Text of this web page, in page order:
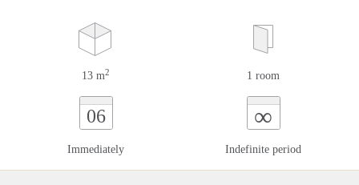
13 m2 1 room
06
Immediately
∞
Indefinite period